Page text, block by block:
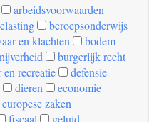
arbeidsvoorwaarden
beroepsonderwijs
en klachten
bodem
burgerlijk recht
recreatie
defensie
dieren
economie
europese zaken